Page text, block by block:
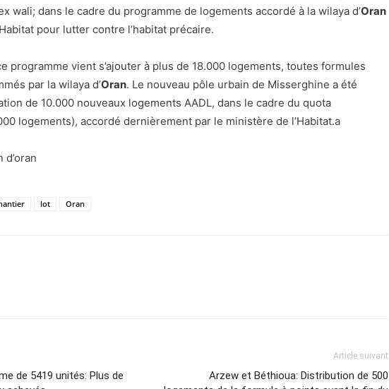
wali; dans le cadre du programme de logements accordé à la wilaya d’Oran
pour lutter contre l’habitat précaire.
programme vient s’ajouter à plus de 18.000 logements, toutes formules
par la wilaya d’Oran. Le nouveau pôle urbain de Misserghine a été
de 10.000 nouveaux logements AADL, dans le cadre du quota
logements), accordé dernièrement par le ministère de l’Habitat.a
lot Oran
de 5419 unités: Plus de
Article suivant
Arzew et Béthioua: Distribution de 500